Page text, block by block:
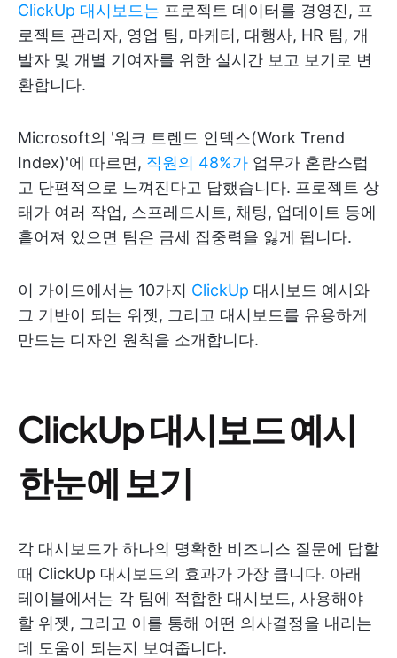
ClickUp 대시보드는 프로젝트 데이터를 경영진, 프
로젝트 관리자, 영업 팀, 마케터, 대행사, HR 팀, 개
발자 및 개별 기여자를 위한 실시간 보고 보기로 변
환합니다.
Microsoft의 '워크 트렌드 인덱스(Work Trend
Index)'에 따르면, 직원의 48%가 업무가 혼란스럽
고 단편적으로 느껴진다고 답했습니다. 프로젝트 상
태가 여러 작업, 스프레드시트, 채팅, 업데이트 등에
흩어져 있으면 팀은 금세 집중력을 잃게 됩니다.
이 가이드에서는 10가지 ClickUp 대시보드 예시와
그 기반이 되는 위젯, 그리고 대시보드를 유용하게
만드는 디자인 원칙을 소개합니다.
ClickUp 대시보드 예시
한눈에 보기
각 대시보드가 하나의 명확한 비즈니스 질문에 답할
때 ClickUp 대시보드의 효과가 가장 큽니다. 아래
테이블에서는 각 팀에 적합한 대시보드, 사용해야
할 위젯, 그리고 이를 통해 어떤 의사결정을 내리는
데 도움이 되는지 보여줍니다.